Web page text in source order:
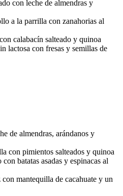
con leche de almendras y
a la parrilla con zanahorias al
calabacín salteado y quinoa
lactosa con fresas y semillas de
de almendras, arándanos y
con pimientos salteados y quinoa
batatas asadas y espinacas al
con mantequilla de cacahuate y un